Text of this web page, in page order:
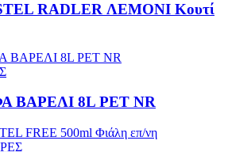
RADLER ΛΕΜΟΝΙ Κουτί
ΒΑΡΕΛΙ 8L PET NR